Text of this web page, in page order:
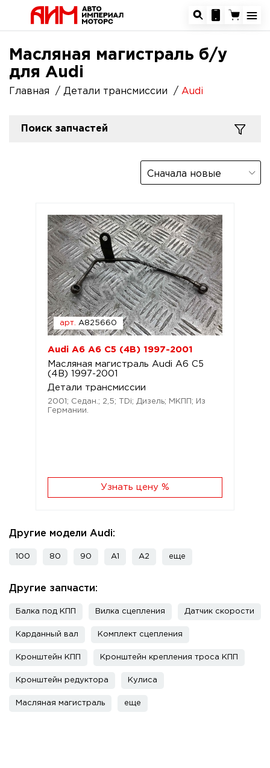
Масляная магистраль б/у
для Audi
Главная Детали трансмиссии Audi
Поиск запчастей
Сначала новые
арт. A825660
Audi A6 A6 C5 (4B) 1997-2001
Масляная магистраль Audi A6 C5
(4B) 1997-2001
Детали трансмиссии
2001; Седан.; 2,5; TDi; Дизель; МКПП; Из
Германии.
Узнать цену %
Другие модели Audi:
100 80 90 A1 A2 еще
Другие запчасти:
Балка под КПП Вилка сцепления Датчик скорости
Карданный вал Комплект сцепления
Кронштейн КПП Кронштейн крепления троса КПП
Кронштейн редуктора Кулиса
Масляная магистраль еще